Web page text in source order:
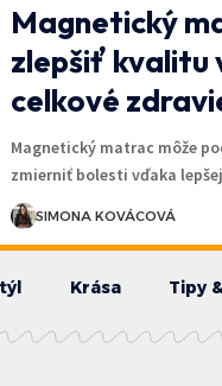
Magnetický
zlepšiť kvalitu
celkové
Magnetický matrac môže
zmierniť bolesti vďaka
SIMONA KOVÁCOVÁ
Krása Tipy